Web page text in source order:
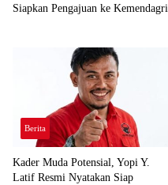
Siapkan Pengajuan ke Kemendagri
Berita
Kader Muda Potensial, Yopi Y.
Latif Resmi Nyatakan Siap